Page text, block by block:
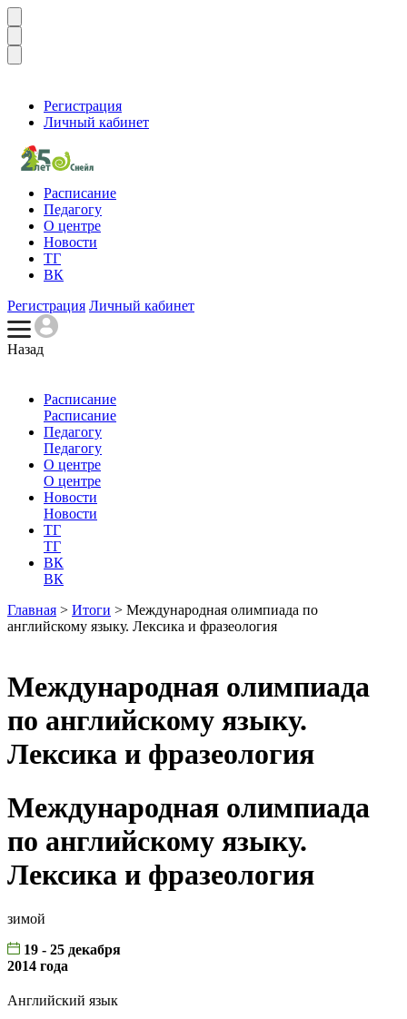
Регистрация
Личный кабинет
Расписание
Педагогу
О центре
Новости
ТГ
ВК
Регистрация Личный кабинет
Назад
Расписание
Расписание
Педагогу
Педагогу
О центре
О центре
Новости
Новости
ТГ
ТГ
ВК
ВК
Главная > Итоги > Международная олимпиада по
английскому языку. Лексика и фразеология
Международная олимпиада
по английскому языку.
Лексика и фразеология
Международная олимпиада
по английскому языку.
Лексика и фразеология
зимой
19 - 25 декабря
2014 года
Английский язык